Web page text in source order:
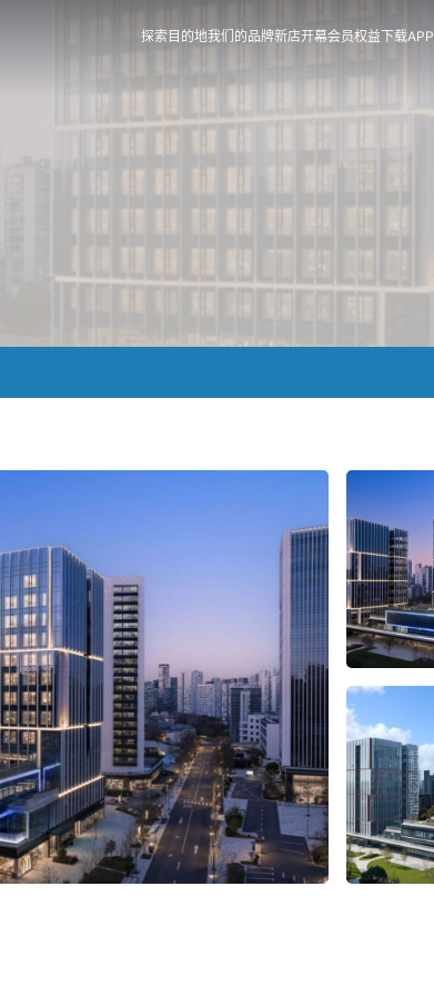
探索目的地我们的品牌新店开幕会员权益下载APP